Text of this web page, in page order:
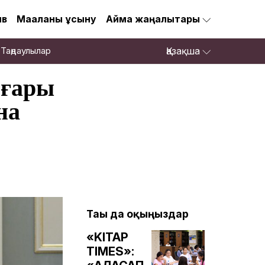
Мақаланы ұсыну Аймақ жаңалықтары
Таңдаулылар Қазақша
Тағы да оқыңыздар
«KITAP
TIMES»: